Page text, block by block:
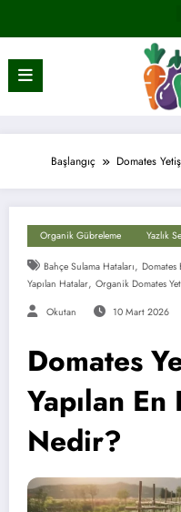
Başlangıç Domates
Organik Gübreleme Yazlık
Bahçe Sulama Hataları, Domates
Yapılan Hatalar, Organik Domates
Okutan 10 Mart 2026
Domates
Yapılan
Nedir?